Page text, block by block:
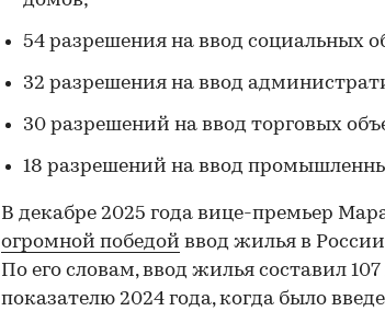
00:00 / 00:00
54 разрешения на ввод социальных
32 разрешения на ввод
30 разрешений на ввод торговых
18 разрешений на ввод
В декабре 2025 года вице-премьер
огромной победой ввод жилья в
По его словам, ввод жилья составил
показателю 2024 года, когда было